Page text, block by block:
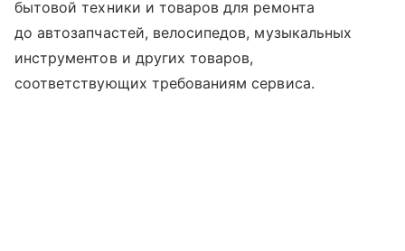
бытовой техники и товаров для ремонта
до автозапчастей, велосипедов, музыкальных
инструментов и других товаров,
соответствующих требованиям сервиса.